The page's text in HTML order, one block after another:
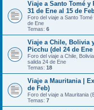
Viaje a Santo Tomé
31 de Ene al 15 de
Foro del viaje a Santo
de Ene
Temas: 6
Viaje a Chile, Bolivia
Picchu (del 24 de
Foro del viaje a Chile,
salida 24 de Ene
Temas: 18
Viaje a Mauritania |
de Feb)
Foro del viaje a Mauritania
Temas: 7